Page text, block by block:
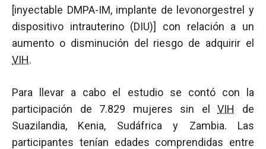
[inyectable DMPA-IM, implante de levonorgestrel y
dispositivo intrauterino (DIU)] con relación a un
aumento o disminución del riesgo de adquirir el
VIH.
Para llevar a cabo el estudio se contó con la
participación de 7.829 mujeres sin elVIH
de
Suazilandia, Kenia, Sudáfrica y Zambia. Las
participantes tenían edades comprendidas entre